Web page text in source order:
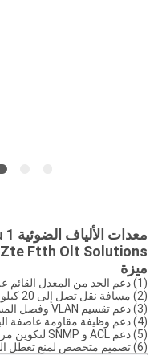
Zte Ftth Olt Solutions
ميزة
(1) دعم الحد من المعدل القائم على المنفذ والتحكم في النطاق الترددي
(2) مسافة نقل تصل إلى 20 كيلومترًا
(3) دعم تقسيم VLAN وفصل المستخدم لتجنب عاصفة البث ؛
(4) دعم وظيفة مقاومة عاصفة البث
(5) دعم ACL و SNMP لتكوين مرشح حزم البيانات بمرونة
(6) تصميم متخصص لمنع تعطل النظام للحفاظ على نظام مستقر